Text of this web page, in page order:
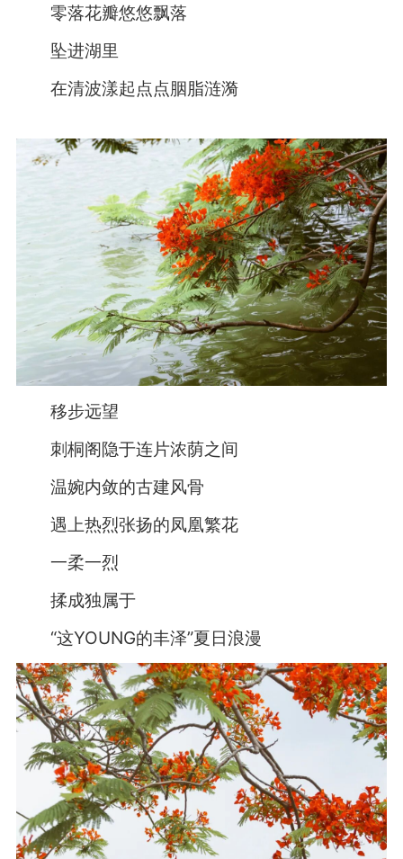
零落花瓣悠悠飘落
坠进湖里
在清波漾起点点胭脂涟漪
移步远望
刺桐阁隐于连片浓荫之间
温婉内敛的古建风骨
遇上热烈张扬的凤凰繁花
一柔一烈
揉成独属于
“这YOUNG的丰泽”夏日浪漫